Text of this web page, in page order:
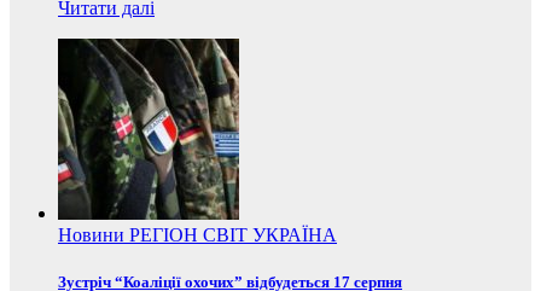
Читати далі
Новини РЕГІОН СВІТ УКРАЇНА
Зустріч “Коаліції охочих” відбудеться 17 серпня